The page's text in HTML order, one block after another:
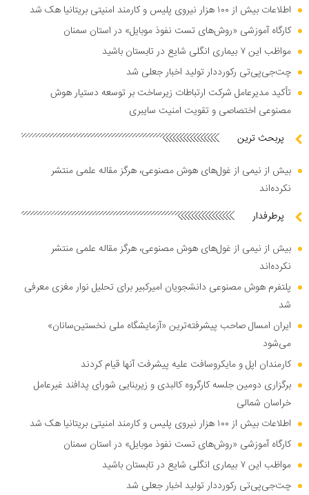
اطلاعات بیش از ۱۰۰ هزار نیروی پلیس و کارمند امنیتی بریتانیا هک شد
کارگاه آموزشی «روش‌های تست نفوذ موبایل» در استان سمنان
مواظب این ۷ بیماری انگلی شایع در تابستان باشید
چت‌جی‌پی‌تی رکورددار تولید اخبار جعلی شد
تأکید مدیرعامل شرکت ارتباطات زیرساخت بر توسعه دستیار هوش
مصنوعی اختصاصی و تقویت امنیت سایبری
پربحث ترین
بیش از نیمی از غول‌های هوش مصنوعی، هرگز مقاله علمی منتشر
نکرده‌اند
پرطرفدار
بیش از نیمی از غول‌های هوش مصنوعی، هرگز مقاله علمی منتشر
نکرده‌اند
پلتفرم هوش مصنوعی دانشجویان امیرکبیر برای تحلیل نوار مغزی معرفی
شد
ایران امسال صاحب پیشرفته‌ترین «آزمایشگاه ملی نخستین‌سانان»
می‌شود
کارمندان اپل و مایکروسافت علیه پیشرفت آنها قیام کردند
برگزاری دومین جلسه کارگروه کالبدی و زیربنایی شورای پدافند غیرعامل
خراسان شمالی
اطلاعات بیش از ۱۰۰ هزار نیروی پلیس و کارمند امنیتی بریتانیا هک شد
کارگاه آموزشی «روش‌های تست نفوذ موبایل» در استان سمنان
مواظب این ۷ بیماری انگلی شایع در تابستان باشید
چت‌جی‌پی‌تی رکورددار تولید اخبار جعلی شد